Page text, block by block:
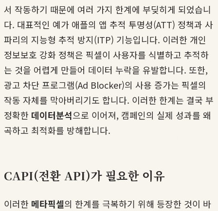
서 작동하기 때문에 여러 가지 한계에 부딪히게 되었습니
다. 대표적인 예가 애플의 앱 추적 투명성(ATT) 정책과 사
파리의 지능형 추적 방지(ITP) 기능입니다. 이러한 개인
정보보호 강화 정책은 픽셀이 사용자를 식별하고 추적하
는 것을 어렵게 만들어 데이터 누락을 유발합니다. 또한,
광고 차단 프로그램(Ad Blocker)의 사용 증가는 픽셀의
작동 자체를 막아버리기도 합니다. 이러한 한계는 결국 부
정확한 데이터분석으로 이어져, 캠페인의 실제 성과를 왜
곡하고 최적화를 방해합니다.
CAPI(전환 API)가 필요한 이유
이러한 메타픽셀의 한계를 극복하기 위해 등장한 것이 바